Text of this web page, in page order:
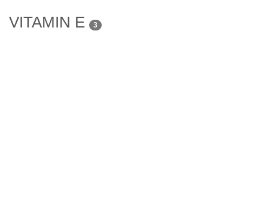
VITAMIN E 3